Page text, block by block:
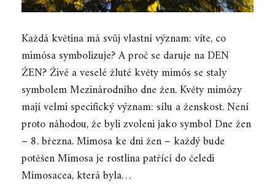
Každá květina má svůj vlastní význam: víte, co
mimósa symbolizuje? A proč se daruje na DEN
ŽEN? Živé a veselé žluté květy mimós se staly
symbolem Mezinárodního dne žen. Květy mimózy
mají velmi specifický význam: sílu a ženskost. Není
proto náhodou, že byli zvoleni jako symbol Dne žen
– 8. března. Mimosa ke dni žen – každý bude
potěšen Mimosa je rostlina patřící do čeledi
Mimosacea, která byla…